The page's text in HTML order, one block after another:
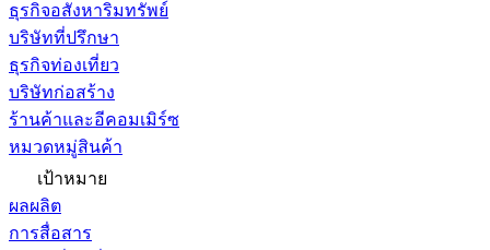
ธุรกิจอสังหาริมทรัพย์
บริษัทที่ปรึกษา
ธุรกิจท่องเที่ยว
บริษัทก่อสร้าง
ร้านค้าและอีคอมเมิร์ซ
หมวดหมู่สินค้า
เป้าหมาย
ผลผลิต
การสื่อสาร